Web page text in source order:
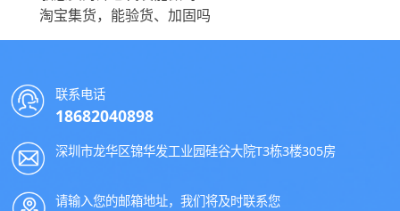
淘宝集货，能验货、加固吗
联系电话
18682040898
深圳市龙华区锦华发工业园硅谷大院T3栋3楼305房
请输入您的邮箱地址，我们将及时联系您